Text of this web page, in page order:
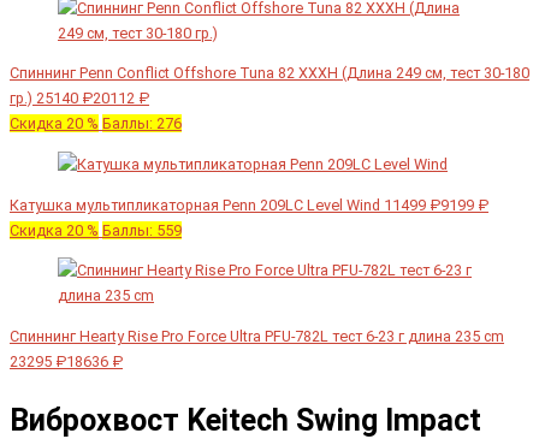
Спиннинг Penn Conflict Offshore Tuna 82 XXXH (Длина 249 см, тест 30-180
гр.) 25140 ₽20112 ₽
Скидка 20 % Баллы: 276
Катушка мультипликаторная Penn 209LC Level Wind 11499 ₽9199 ₽
Скидка 20 % Баллы: 559
Спиннинг Hearty Rise Pro Force Ultra PFU-782L тест 6-23 г длина 235 cm
23295 ₽18636 ₽
Виброхвост Keitech Swing Impact